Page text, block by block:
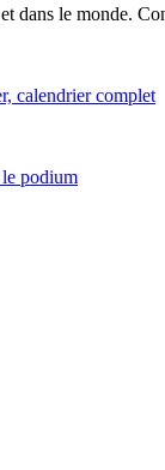
dans le monde.
calendrier complet
podium